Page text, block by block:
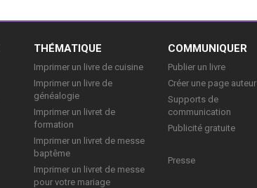
THÉMATIQUE
Imprimer un livre de cuisine
Imprimer un livre de
généalogie
Imprimer un livret de
formation
Imprimer un livret de messe
baptême
Imprimer un livret de messe
pour votre mariage
COMMUNIQUER
Publier un livre
Créer une page auteur
Supports de
communication
Publicité gratuite
Presse